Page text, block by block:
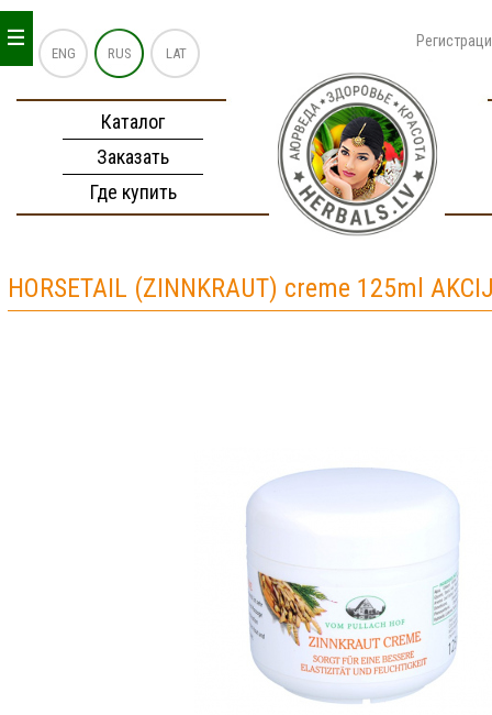
ENG RUS LAT
Каталог
Заказать
Где купить
_
_
_
HORSETAIL (ZINNKRAUT) creme 125ml